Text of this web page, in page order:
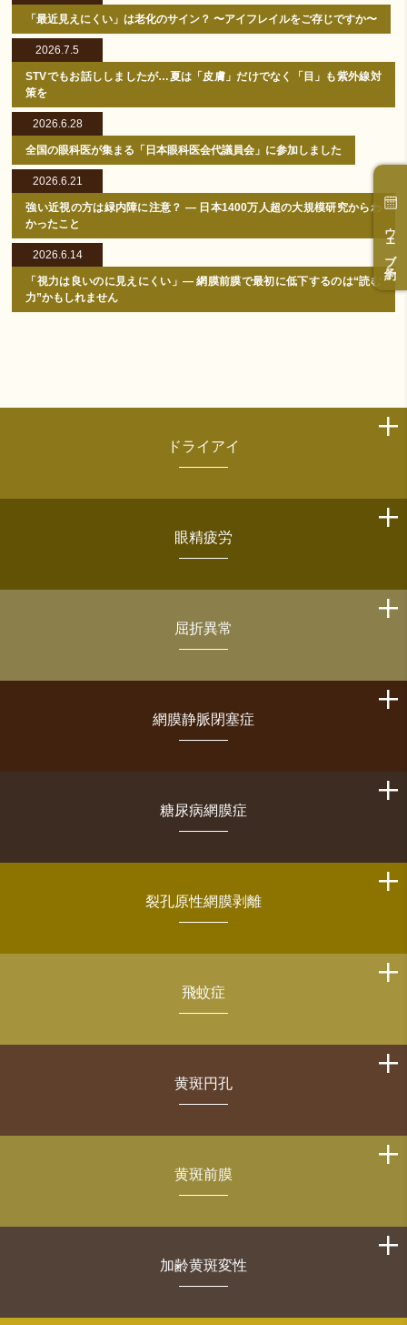
ウェブ予約
「最近見えにくい」は老化のサイン？ 〜アイフレイルをご存じですか〜
2026.7.5
STVでもお話ししましたが…夏は「皮膚」だけでなく「目」も紫外線対
策を
2026.6.28
全国の眼科医が集まる「日本眼科医会代議員会」に参加しました
2026.6.21
強い近視の方は緑内障に注意？ ― 日本1400万人超の大規模研究からわ
かったこと
2026.6.14
「視力は良いのに見えにくい」― 網膜前膜で最初に低下するのは“読む
力”かもしれません
ドライアイ
眼精疲労
屈折異常
網膜静脈閉塞症
糖尿病網膜症
裂孔原性網膜剥離
飛蚊症
黄斑円孔
黄斑前膜
加齢黄斑変性